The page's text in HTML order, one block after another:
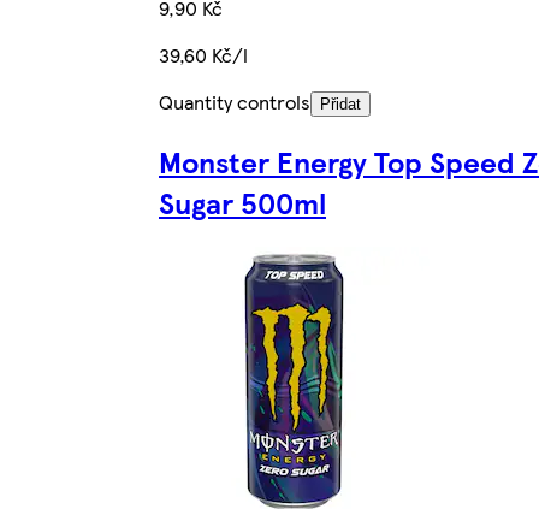
9,90 Kč
39,60 Kč/l
Quantity controls
Přidat
Monster Energy Top Speed
Sugar 500ml